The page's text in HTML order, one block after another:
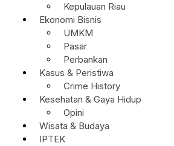
Kepulauan Riau
Ekonomi Bisnis
UMKM
Pasar
Perbankan
Kasus & Peristiwa
Crime History
Kesehatan & Gaya Hidup
Opini
Wisata & Budaya
IPTEK